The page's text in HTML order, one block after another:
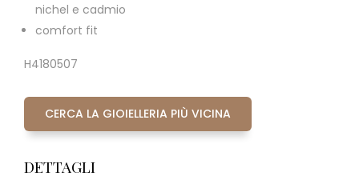
nichel e cadmio
comfort fit
H4180507
CERCA LA GIOIELLERIA PIÙ VICINA
DETTAGLI